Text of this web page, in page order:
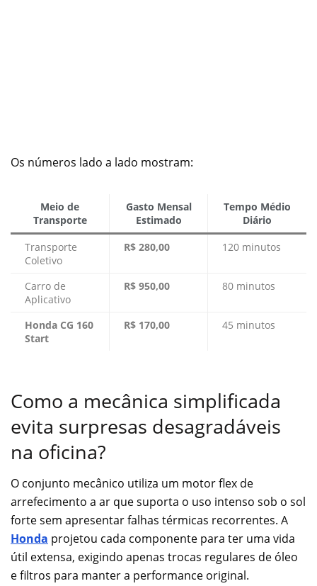
Os números lado a lado mostram:
Meio de
Transporte
Gasto Mensal
Estimado
Tempo Médio
Diário
Transporte
Coletivo
R$ 280,00 120 minutos
Carro de
Aplicativo
R$ 950,00 80 minutos
Honda CG 160
Start
R$ 170,00 45 minutos
Como a mecânica simplificada
evita surpresas desagradáveis
na oficina?
O conjunto mecânico utiliza um motor flex de
arrefecimento a ar que suporta o uso intenso sob o sol
forte sem apresentar falhas térmicas recorrentes. A
Honda projetou cada componente para ter uma vida
útil extensa, exigindo apenas trocas regulares de óleo
e filtros para manter a performance original.